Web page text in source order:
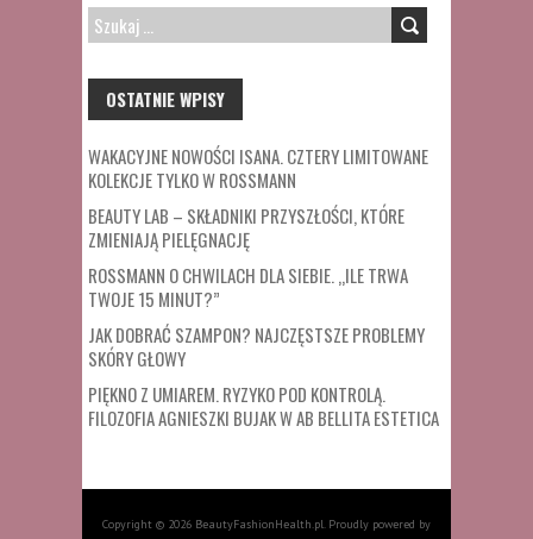
SZUKAJ:
OSTATNIE WPISY
WAKACYJNE NOWOŚCI ISANA. CZTERY LIMITOWANE
KOLEKCJE TYLKO W ROSSMANN
BEAUTY LAB – SKŁADNIKI PRZYSZŁOŚCI, KTÓRE
ZMIENIAJĄ PIELĘGNACJĘ
ROSSMANN O CHWILACH DLA SIEBIE. „ILE TRWA
TWOJE 15 MINUT?”
JAK DOBRAĆ SZAMPON? NAJCZĘSTSZE PROBLEMY
SKÓRY GŁOWY
PIĘKNO Z UMIAREM. RYZYKO POD KONTROLĄ.
FILOZOFIA AGNIESZKI BUJAK W AB BELLITA ESTETICA
Copyright © 2026 BeautyFashionHealth.pl. Proudly powered by